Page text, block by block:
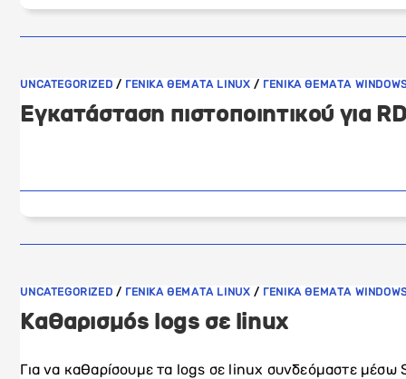
UNCATEGORIZED / ΓΕΝΙΚΑ ΘΕΜΑΤΑ LINUX / ΓΕΝΙΚΑ ΘΕΜΑΤΑ
Εγκατάσταση πιστοποιητικού για
UNCATEGORIZED / ΓΕΝΙΚΑ ΘΕΜΑΤΑ LINUX / ΓΕΝΙΚΑ ΘΕΜΑΤΑ
Καθαρισμός logs σε linux
Για να καθαρίσουμε τα logs σε linux συνδεόμαστε μέσω